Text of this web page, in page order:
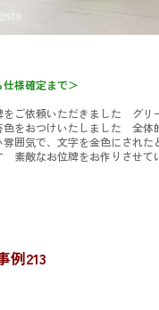
様確定まで＞
ご依頼いただきました グリ
色をおつけいたしました 全体
雰囲気で、文字を金色にされ
素敵なお位牌をお作りさせて
213